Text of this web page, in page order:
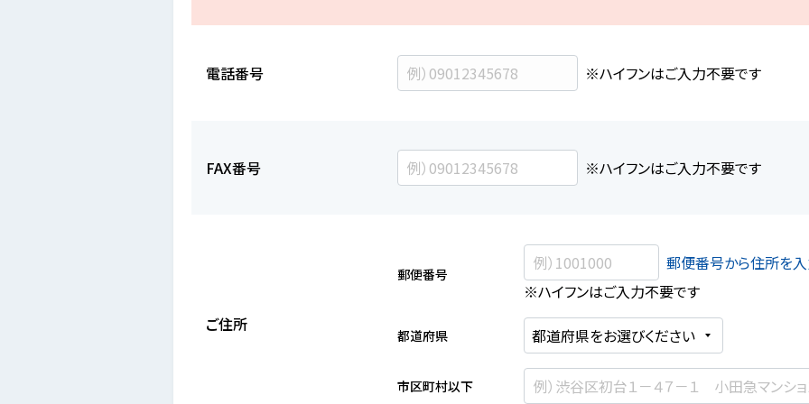
電話番号 ※ハイフンはご入力不要です
FAX番号 ※ハイフンはご入力不要です
ご住所
郵便番号
郵便番号から住所を
※ハイフンはご入力不要です
都道府県
市区町村以下